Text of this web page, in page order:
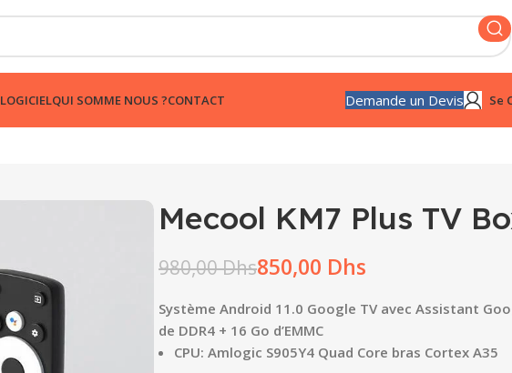
LOGICIELQUI SOMME NOUS ?CONTACT Demande un Devis Se
Mecool KM7 Plus TV
980,00Dhs850,00 Dhs
Système Android 11.0 Google TV avec Assistant
de DDR4 + 16 Go d’EMMC
CPU: Amlogic S905Y4 Quad Core bras Cortex A35